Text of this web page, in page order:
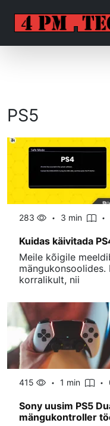
PS5
283 3 min
Kuidas käivitada
Meile kõigile
korralikult, nii
415 1 min
Sony uusim PS5
mängukontroller